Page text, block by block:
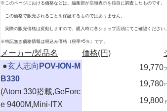
※このページにおける価格などは、編集部が店頭表示を独自に調査したものです。
この価格で販売されることを保証するものではありません。
実際の販売価格は変動しますので、購入時に各ショップ店頭にてご確認ください。
※特記無き価格情報は税込み価格（税率=5％）です。
メーカー/製品名 価格(円)
●玄人志向 POV-ION-M
B330
(Atom 330搭載,GeForc
e 9400M,Mini-ITX
19,770
19,780
19,800